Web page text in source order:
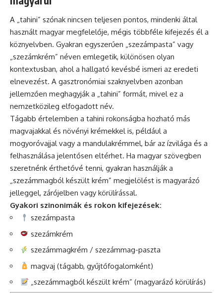
A „tahini” szónak nincsen teljesen pontos, mindenki által
használt magyar megfelelője, mégis többféle kifejezés él a
köznyelvben. Gyakran egyszerűen „szezámpasta” vagy
„szezámkrém” néven emlegetik, különösen olyan
kontextusban, ahol a hallgató kevésbé ismeri az eredeti
elnevezést. A gasztronómiai szaknyelvben azonban
jellemzően meghagyják a „tahini” formát, mivel ez a
nemzetközileg elfogadott név.
Tágabb értelemben a tahini rokonságba hozható más
magvajakkal és növényi krémekkel is, például a
mogyoróvajjal vagy a mandulakrémmel, bár az ízvilága és a
felhasználása jelentősen eltérhet. Ha magyar szövegben
szeretnénk érthetővé tenni, gyakran használják a
„szezámmagból készült krém” megjelölést is magyarázó
jelleggel, zárójelben vagy körülírással.
Gyakori szinonimák és rokon kifejezések:
szezámpasta
szezámkrém
szezámmagkrém / szezámmag-paszta
magvaj (tágabb, gyűjtőfogalomként)
„szezámmagból készült krém” (magyarázó körülírás)